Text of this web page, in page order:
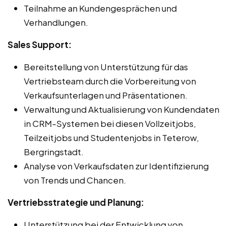
Teilnahme an Kundengesprächen und
Verhandlungen.
Sales Support:
Bereitstellung von Unterstützung für das
Vertriebsteam durch die Vorbereitung von
Verkaufsunterlagen und Präsentationen.
Verwaltung und Aktualisierung von Kundendaten
in CRM-Systemen bei diesen Vollzeitjobs,
Teilzeitjobs und Studentenjobs in Teterow,
Bergringstadt.
Analyse von Verkaufsdaten zur Identifizierung
von Trends und Chancen.
Vertriebsstrategie und Planung: